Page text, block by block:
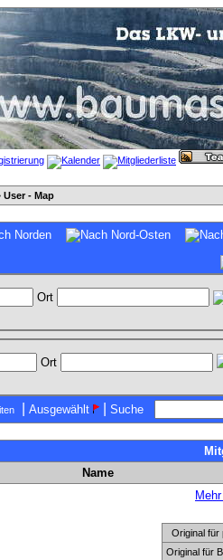
User - Map
Ort
Ort
Ausgewählt | Suche
Name
Original für
Original für